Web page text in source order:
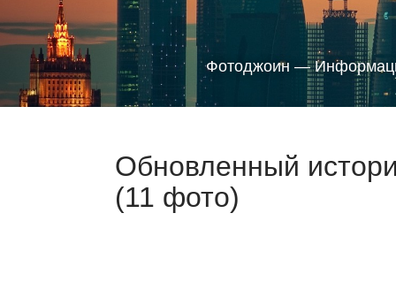
Фотоджоин —
Обновленный
(11 фото)